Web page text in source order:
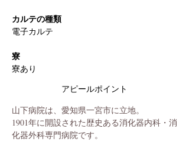
カルテの種類
電子カルテ
寮
寮あり
アピールポイント
山下病院は、愛知県一宮市に立地。
1901年に開設された歴史ある消化器内科・消
化器外科専門病院です。